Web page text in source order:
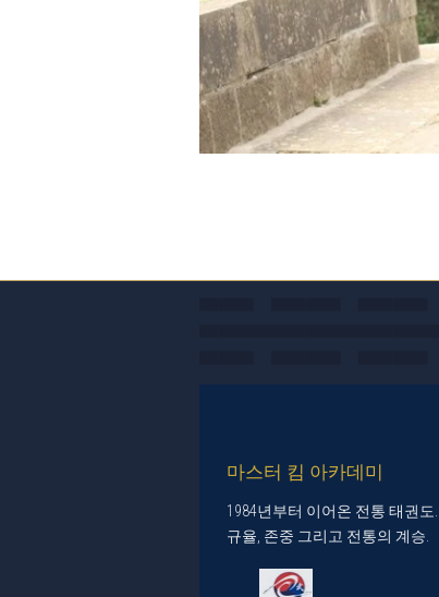
마스터 킴 아카데미
1984년부터 이어온 전통 태권도.
규율, 존중 그리고 전통의 계승.